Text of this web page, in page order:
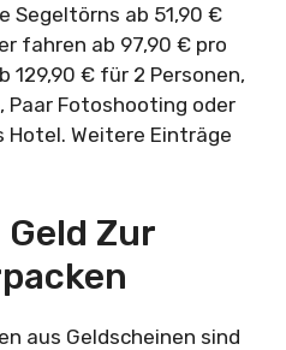
Segeltörns ab 51,90 €
fahren ab 97,90 € pro
129,90 € für 2 Personen,
Paar Fotoshooting oder
Hotel. Weitere Einträge
Geld Zur
aus Geldscheinen sind